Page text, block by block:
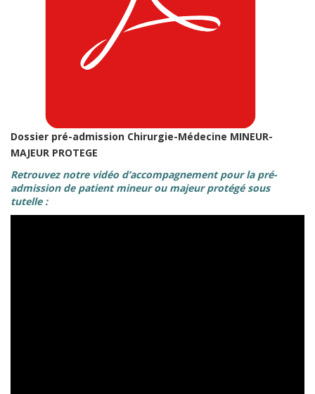
Dossier pré-admission Chirurgie-Médecine MINEUR-
MAJEUR PROTEGE
Retrouvez notre vidéo d’accompagnement pour la pré-
admission de patient mineur ou majeur protégé sous
tutelle :